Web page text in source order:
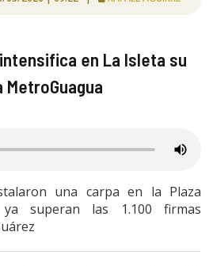
en La Isleta su
una carpa en la Plaza
superan las 1.100 firmas